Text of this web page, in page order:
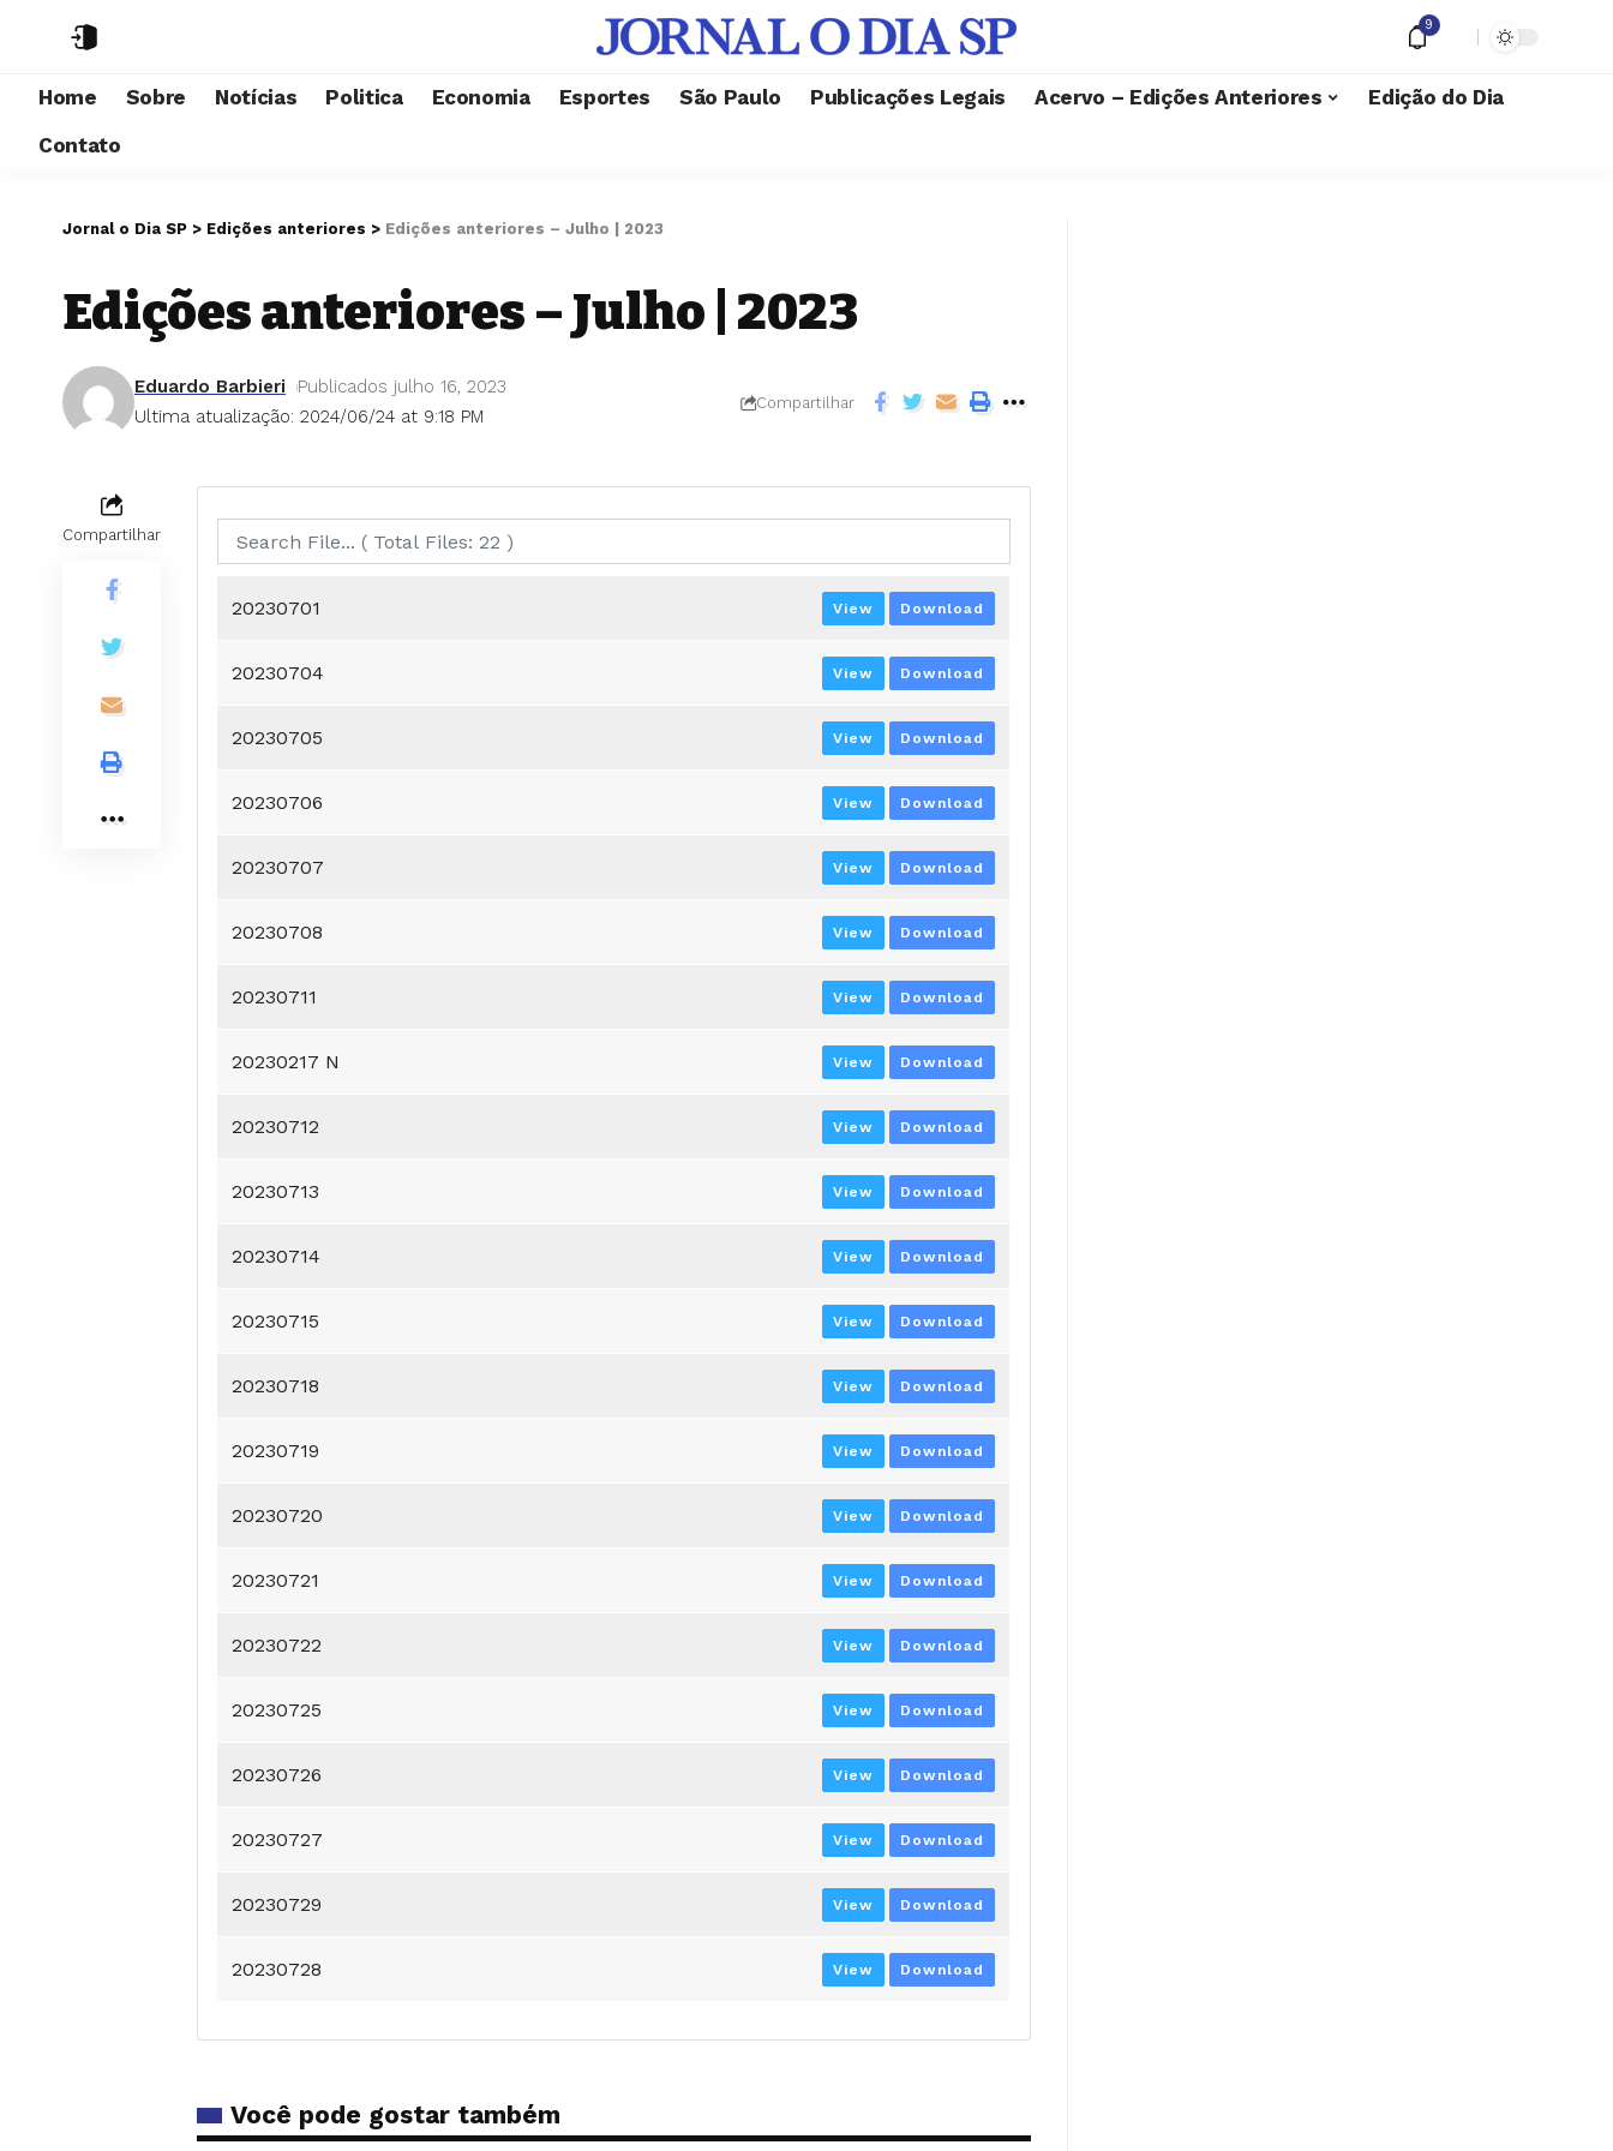
9
Home Sobre Notícias Politica Economia Esportes São Paulo Publicações Legais Acervo – Edições Anteriores
Edição do Dia
Contato
Jornal o Dia SP > Edições anteriores > Edições anteriores – Julho | 2023
Edições anteriores – Julho | 2023
Ultima atualização: 2024/06/24 at 9:18 PM
Eduardo Barbieri Publicados julho 16, 2023
Compartilhar
Compartilhar
20230701 View Download
20230704 View Download
20230705 View Download
20230706 View Download
20230707 View Download
20230708 View Download
20230711 View Download
20230217 N View Download
20230712 View Download
20230713 View Download
20230714 View Download
20230715 View Download
20230718 View Download
20230719 View Download
20230720 View Download
20230721 View Download
20230722 View Download
20230725 View Download
20230726 View Download
20230727 View Download
20230729 View Download
20230728 View Download
Você pode gostar também